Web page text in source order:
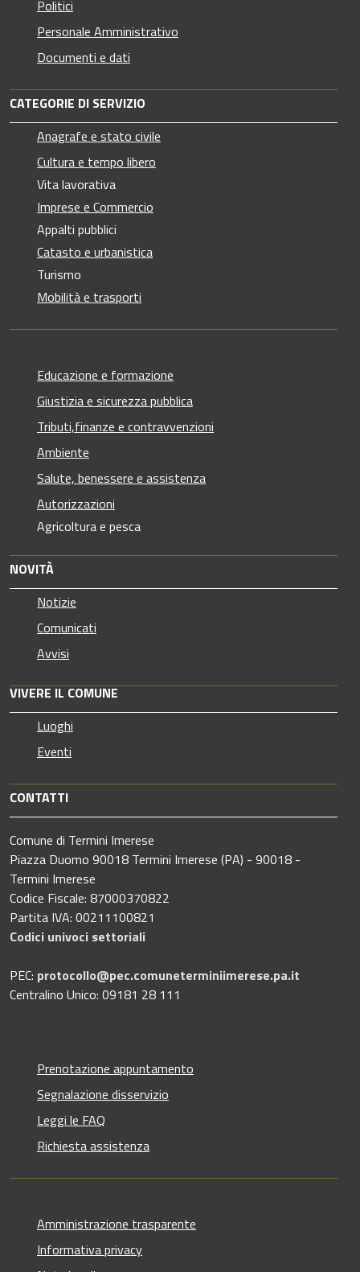
Politici
Personale Amministrativo
Documenti e dati
CATEGORIE DI SERVIZIO
Anagrafe e stato civile
Cultura e tempo libero
Vita lavorativa
Imprese e Commercio
Appalti pubblici
Catasto e urbanistica
Turismo
Mobilità e trasporti
Educazione e formazione
Giustizia e sicurezza pubblica
Tributi,finanze e contravvenzioni
Ambiente
Salute, benessere e assistenza
Autorizzazioni
Agricoltura e pesca
NOVITÀ
Notizie
Comunicati
Avvisi
VIVERE IL COMUNE
Luoghi
Eventi
CONTATTI
Comune di Termini Imerese
Piazza Duomo 90018 Termini Imerese (PA) - 90018 -
Termini Imerese
Codice Fiscale: 87000370822
Partita IVA: 00211100821
Codici univoci settoriali
PEC: protocollo@pec.comuneterminiimerese.pa.it
Centralino Unico: 09181 28 111
Prenotazione appuntamento
Segnalazione disservizio
Leggi le FAQ
Richiesta assistenza
Amministrazione trasparente
Informativa privacy